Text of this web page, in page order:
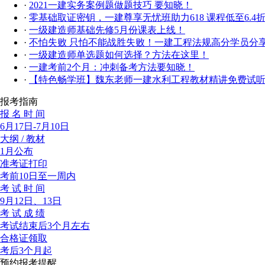
· 2021一建实务案例题做题技巧 要知晓！
· 零基础取证密钥，一建尊享无忧班助力618 课程低至6.4折
· 一级建造师基础先修5月份课表上线！
· 不怕失败 只怕不能战胜失败！一建工程法规高分学员分
· 一级建造师单选题如何选择？方法在这里！
· 一建考前2个月：冲刺备考方法要知晓！
·
【特色畅学班】魏东老师一建水利工程教材精讲免费试听
报考指南
报 名 时 间
6月17日-7月10日
大纲 / 教材
1月公布
准考证打印
考前10日至一周内
考 试 时 间
9月12日、13日
考 试 成 绩
考试结束后3个月左右
合格证领取
考后3个月起
预约报考提醒